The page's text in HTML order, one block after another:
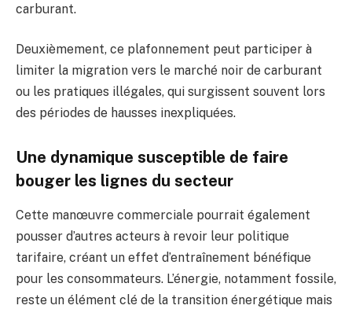
carburant.
Deuxièmement, ce plafonnement peut participer à
limiter la migration vers le marché noir de carburant
ou les pratiques illégales, qui surgissent souvent lors
des périodes de hausses inexpliquées.
Une dynamique susceptible de faire
bouger les lignes du secteur
Cette manœuvre commerciale pourrait également
pousser d’autres acteurs à revoir leur politique
tarifaire, créant un effet d’entraînement bénéfique
pour les consommateurs. L’énergie, notamment fossile,
reste un élément clé de la transition énergétique mais